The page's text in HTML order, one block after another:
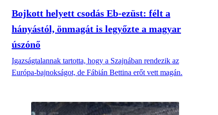
Bojkott helyett csodás Eb-ezüst: félt a
hányástól, önmagát is legyőzte a magyar
úszónő
Igazságtalannak tartotta, hogy a Szajnában rendezik az
Európa-bajnokságot, de Fábián Bettina erőt vett magán.